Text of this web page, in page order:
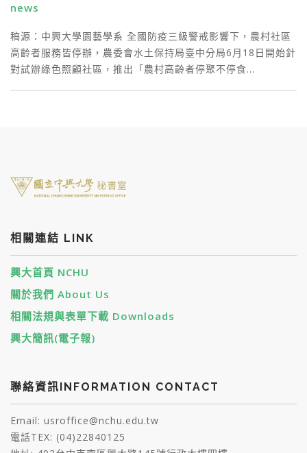
news
稿源：中興大學園藝學系 全國防疫三級警戒影響下，農村社區
高齡者服務皆停辦，農委會水土保持局臺中分局6月18日開始針
對試辦綠色照顧社區，推出「農村高齡者停聚不停食…
相關連結 LINK
興大首頁 NCHU
關於我們 About Us
相關法規與表單下載 Downloads
興大簡訊(電子報)
聯絡資訊INFORMATION CONTACT
Email: usroffice@nchu.edu.tw
電話TEX: (04)22840125